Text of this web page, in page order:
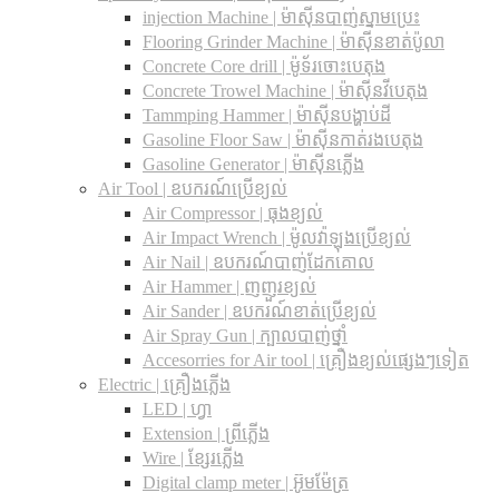
injection Machine | ម៉ាស៊ីនបាញ់ស្នាមប្រេះ
Flooring Grinder Machine | ម៉ាស៊ីនខាត់ប៉ូលា
Concrete Core drill | ម៉ូទ័រចោះបេតុង
Concrete Trowel Machine | ម៉ាស៊ីនវីបេតុង
Tammping Hammer | ម៉ាស៊ីនបង្ហាប់ដី
Gasoline Floor Saw | ម៉ាស៊ីនកាត់រងបេតុង
Gasoline Generator | ម៉ាស៊ីនភ្លើង
Air Tool | ឧបករណ៍ប្រើខ្យល់
Air Compressor | ធុងខ្យល់
Air Impact Wrench | ម៉ូលវ៉ាឡុងប្រើខ្យល់
Air Nail | ឧបករណ៍បាញ់ដែកគោល
Air Hammer | ញញួរខ្យល់
Air Sander | ឧបករណ៍ខាត់ប្រើខ្យល់
Air Spray Gun | ក្បាលបាញ់ថ្នាំ
Accesorries for Air tool | គ្រឿងខ្យល់ផ្សេងៗទៀត
Electric | គ្រឿងភ្លើង
LED | ហ្វា
Extension | ព្រីភ្លើង
Wire | ខ្សែរភ្លើង
Digital clamp meter | អ៊ូមម៉ែត្រ